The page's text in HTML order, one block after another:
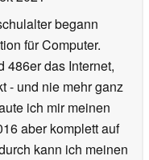
begann
für Computer.
486er das Internet,
- und nie mehr ganz
ich mir meinen
aber komplett auf
kann ich meinen